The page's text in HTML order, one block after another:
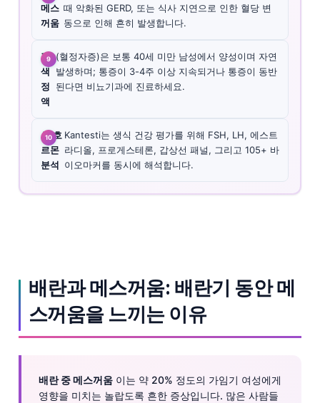
메스
꺼움
때 악화된 GERD, 또는 식사 지연으로 인한 혈당 변
동으로 인해 흔히 발생합니다.
갈
색
정
액
(혈정자증)은 보통 40세 미만 남성에서 양성이며 자연
발생하며; 통증이 3-4주 이상 지속되거나 통증이 동반
된다면 비뇨기과에 진료하세요.
AI 호
르몬
분석
Kantesti는 생식 건강 평가를 위해 FSH, LH, 에스트
라디올, 프로게스테론, 갑상선 패널, 그리고 105+ 바
이오마커를 동시에 해석합니다.
배란과 메스꺼움: 배란기 동안 메
스꺼움을 느끼는 이유
배란 중 메스꺼움 이는 약 20% 정도의 가임기 여성에게
영향을 미치는 놀랍도록 흔한 증상입니다. 많은 사람들